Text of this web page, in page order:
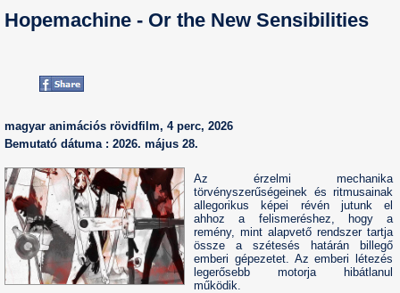
Hopemachine - Or the New Sensibilities
magyar animációs rövidfilm, 4 perc, 2026
Bemutató dátuma : 2026. május 28.
Az érzelmi mechanika
törvényszerűségeinek és ritmusainak
allegorikus képei révén jutunk el
ahhoz a felismeréshez, hogy a
remény, mint alapvető rendszer tartja
össze a szétesés határán billegő
emberi gépezetet. Az emberi létezés
legerősebb motorja hibátlanul
működik.